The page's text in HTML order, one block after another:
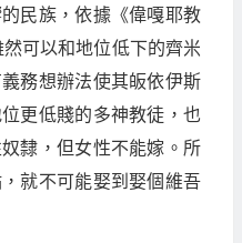
民族，依據《偉嘎耶教
可以和地位低下的齊米
務想辦法使其皈依伊斯
更低賤的多神教徒，也
隸，但女性不能嫁。所
就不可能娶到娶個維吾